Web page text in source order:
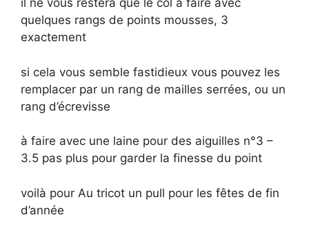
il ne vous restera que le col à faire avec
quelques rangs de points mousses, 3
exactement
si cela vous semble fastidieux vous pouvez les
remplacer par un rang de mailles serrées, ou un
rang d’écrevisse
à faire avec une laine pour des aiguilles n°3 –
3.5 pas plus pour garder la finesse du point
voilà pour Au tricot un pull pour les fêtes de fin
d’année